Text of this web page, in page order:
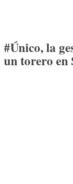
#Único, la
un torero en